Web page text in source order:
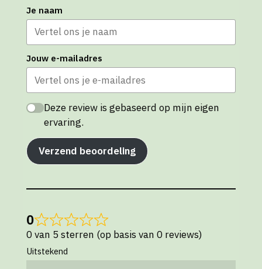
Je naam
Jouw e-mailadres
Deze review is gebaseerd op mijn eigen
ervaring.
Verzend beoordeling
0
0 van 5 sterren (op basis van 0 reviews)
Uitstekend